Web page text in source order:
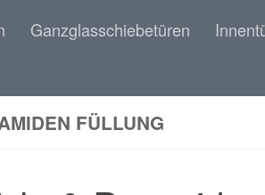
Ganzglasschiebetüren
FÜLLUNG